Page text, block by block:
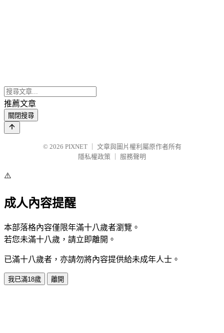
推薦文章
關閉搜尋
© 2026 PIXNET
文章與圖片權利屬原作者所有
隱私權政策
服務聲明
⚠️
成人內容提醒
本部落格內容僅限年滿十八歲者瀏覽。
若您未滿十八歲，請立即離開。
已滿十八歲者，亦請勿將內容提供給未成年人士。
我已滿18歲 離開